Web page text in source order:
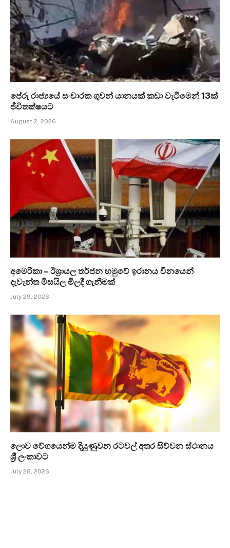
පේරු රාජ්‍යයේ සංචාරක ගුවන් යානයක් කඩා වැටීමෙන් 13ක්
ජීවිතක්ෂයට
August 2, 2026
අමෙරිකා – ඊශ්‍රායල තර්ජන හමුවේ ඉරානය චීනයෙන්
දැවැන්ත මිසයිල මිලදී ගැනීමක්
July 29, 2026
ලොව වේගයෙන්ම දියුණුවන රටවල් අතර සිව්වන ස්ථානය
ශ්‍රී ලංකාවට
July 28, 2026